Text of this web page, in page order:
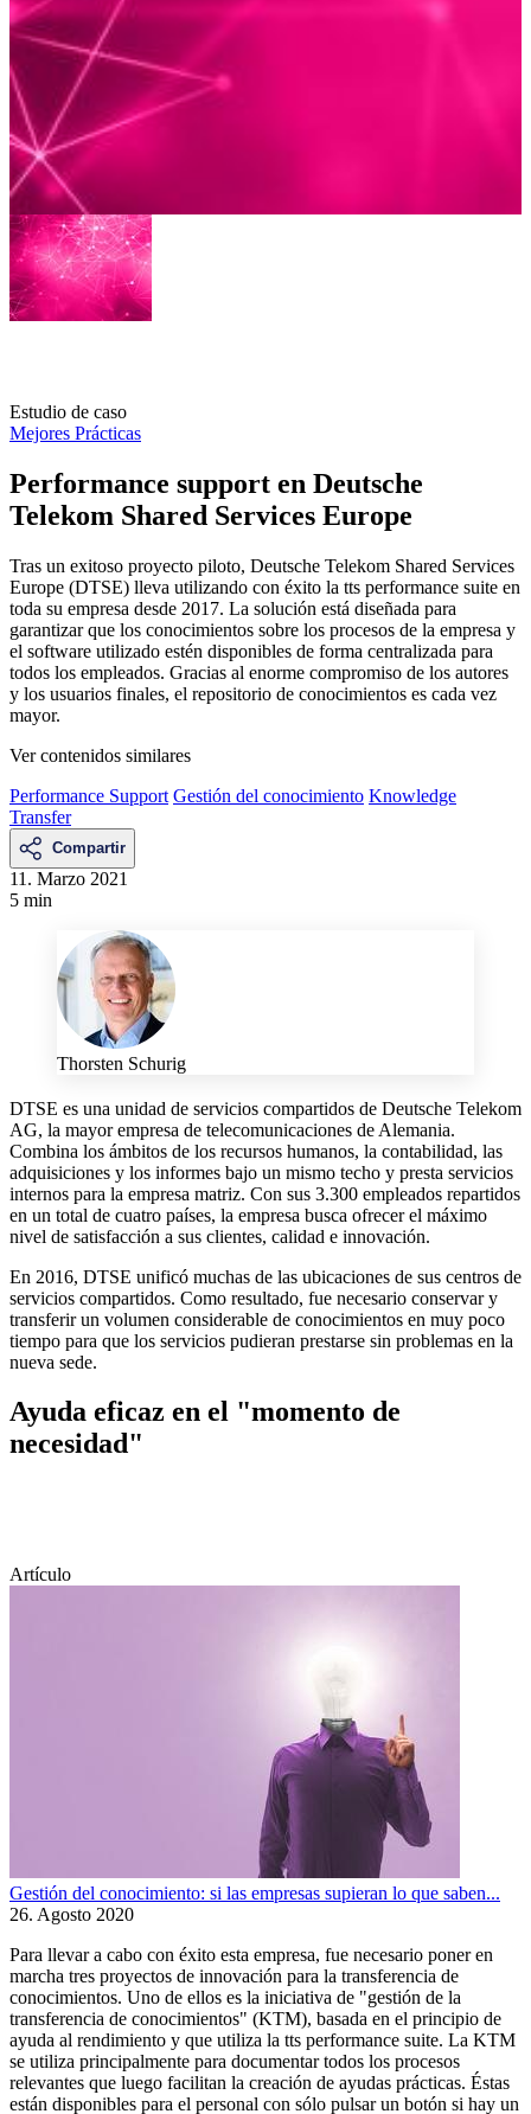
Estudio de caso
Mejores Prácticas
Performance support en Deutsche
Telekom Shared Services Europe
Tras un exitoso proyecto piloto, Deutsche Telekom Shared Services
Europe (DTSE) lleva utilizando con éxito la tts performance suite en
toda su empresa desde 2017. La solución está diseñada para
garantizar que los conocimientos sobre los procesos de la empresa y
el software utilizado estén disponibles de forma centralizada para
todos los empleados. Gracias al enorme compromiso de los autores
y los usuarios finales, el repositorio de conocimientos es cada vez
mayor.
Ver contenidos similares
Performance Support Gestión del conocimiento Knowledge
Transfer
Compartir
11. Marzo 2021
5 min
Thorsten Schurig
DTSE es una unidad de servicios compartidos de Deutsche Telekom
AG, la mayor empresa de telecomunicaciones de Alemania.
Combina los ámbitos de los recursos humanos, la contabilidad, las
adquisiciones y los informes bajo un mismo techo y presta servicios
internos para la empresa matriz. Con sus 3.300 empleados repartidos
en un total de cuatro países, la empresa busca ofrecer el máximo
nivel de satisfacción a sus clientes, calidad e innovación.
En 2016, DTSE unificó muchas de las ubicaciones de sus centros de
servicios compartidos. Como resultado, fue necesario conservar y
transferir un volumen considerable de conocimientos en muy poco
tiempo para que los servicios pudieran prestarse sin problemas en la
nueva sede.
Ayuda eficaz en el "momento de
necesidad"
Artículo
Gestión del conocimiento: si las empresas supieran lo que saben...
26. Agosto 2020
Para llevar a cabo con éxito esta empresa, fue necesario poner en
marcha tres proyectos de innovación para la transferencia de
conocimientos. Uno de ellos es la iniciativa de "gestión de la
transferencia de conocimientos" (KTM), basada en el principio de
ayuda al rendimiento y que utiliza la tts performance suite. La KTM
se utiliza principalmente para documentar todos los procesos
relevantes que luego facilitan la creación de ayudas prácticas. Éstas
están disponibles para el personal con sólo pulsar un botón si hay un